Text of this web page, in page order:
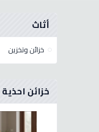
أثاث
خزائن وتخزين
خزائن احذية